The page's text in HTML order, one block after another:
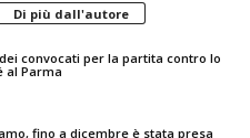
Di più dall'autore
convocati per la partita contro lo
al Parma
fino a dicembre è stata presa